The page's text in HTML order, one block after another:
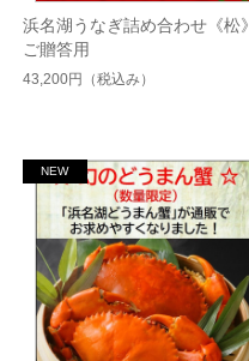
浜名湖うなぎ詰め合わせ《松》
ご贈答用
43,200円 （税込み）